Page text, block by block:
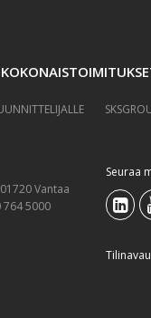
Vantaa
764 5000
Seuraa